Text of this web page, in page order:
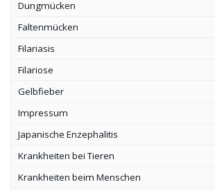
Dungmücken
Faltenmücken
Filariasis
Filariose
Gelbfieber
Impressum
Japanische Enzephalitis
Krankheiten bei Tieren
Krankheiten beim Menschen